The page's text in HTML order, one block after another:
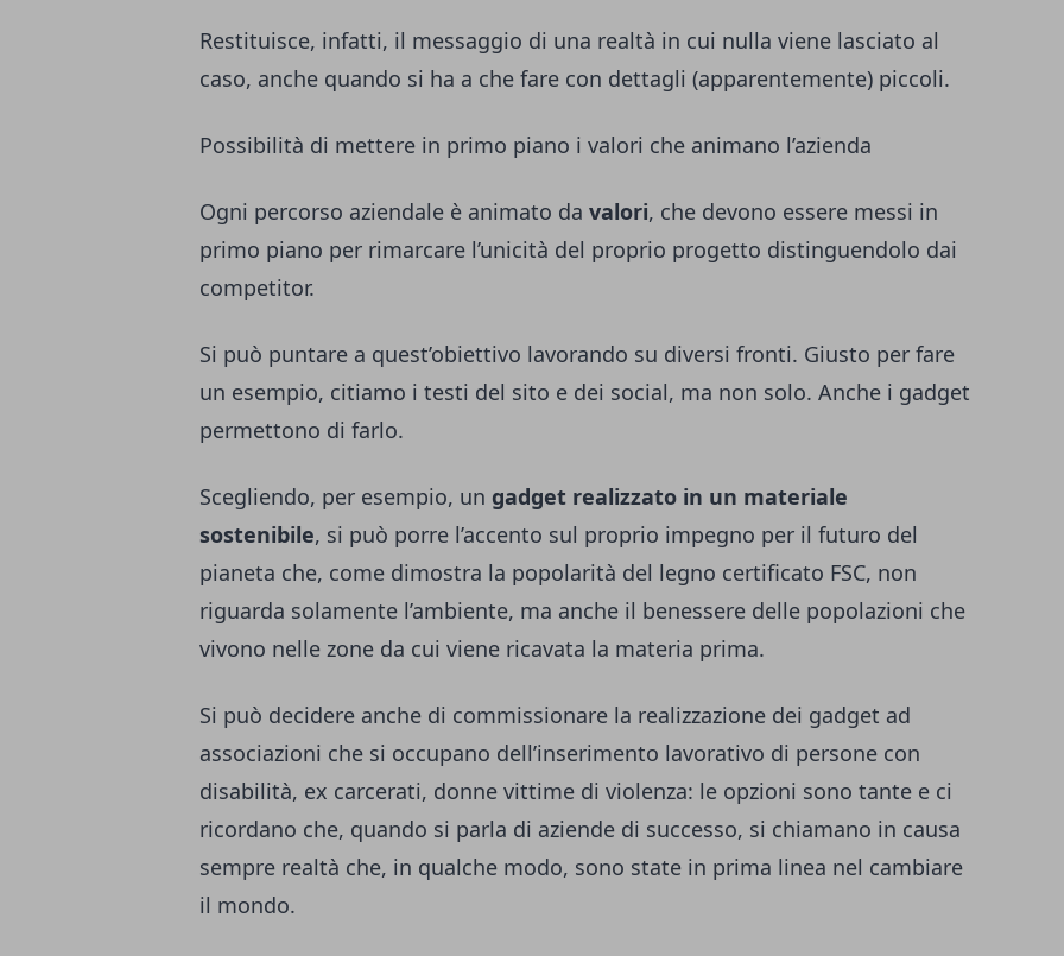
Restituisce, infatti, il messaggio di una realtà in cui nulla viene lasciato al
caso, anche quando si ha a che fare con dettagli (apparentemente) piccoli.
Possibilità di mettere in primo piano i valori che animano l’azienda
Ogni percorso aziendale è animato da valori, che devono essere messi in
primo piano per rimarcare l’unicità del proprio progetto distinguendolo dai
competitor.
Si può puntare a quest’obiettivo lavorando su diversi fronti. Giusto per fare
un esempio, citiamo i testi del sito e dei social, ma non solo. Anche i gadget
permettono di farlo.
Scegliendo, per esempio, un gadget realizzato in un materiale
sostenibile, si può porre l’accento sul proprio impegno per il futuro del
pianeta che, come dimostra la popolarità del legno certificato FSC, non
riguarda solamente l’ambiente, ma anche il benessere delle popolazioni che
vivono nelle zone da cui viene ricavata la materia prima.
Si può decidere anche di commissionare la realizzazione dei gadget ad
associazioni che si occupano dell’inserimento lavorativo di persone con
disabilità, ex carcerati, donne vittime di violenza: le opzioni sono tante e ci
ricordano che, quando si parla di aziende di successo, si chiamano in causa
sempre realtà che, in qualche modo, sono state in prima linea nel cambiare
il mondo.